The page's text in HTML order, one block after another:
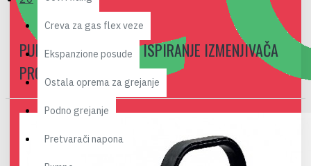
Creva za gas flex veze
Ekspanzione posude
Ostala oprema za grejanje
Podno grejanje
Pretvarači napona
PUMPA AQUAMAX ZA ISPIRANJE IZMENJIVAČA
PROMAX 20